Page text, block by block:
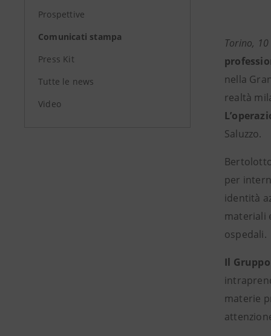
Prospettive
Comunicati stampa
Press Kit
Tutte le news
Video
Torino,
nella
realtà
Saluzzo.
per
identità
materiali
ospedali.
Il
materie